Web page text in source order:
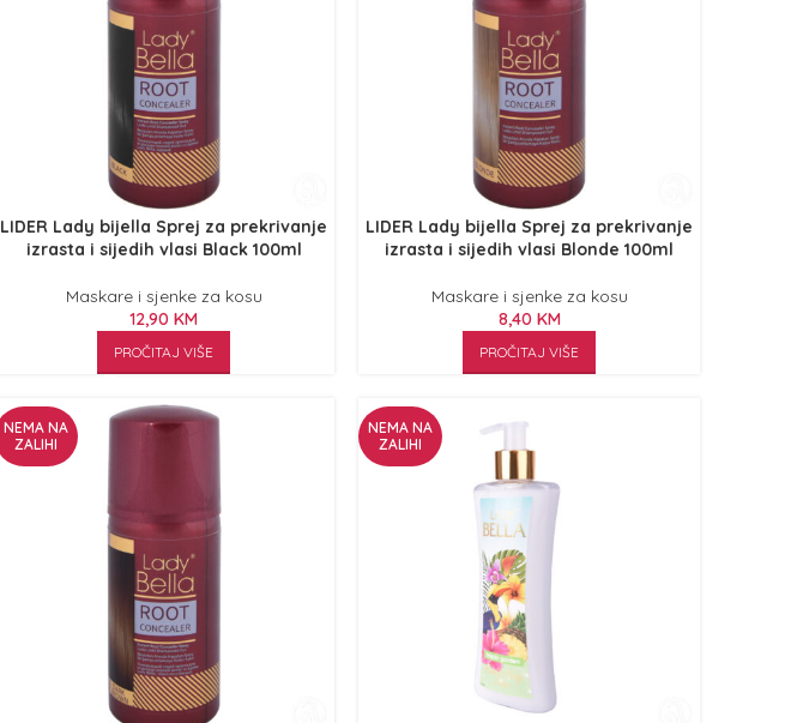
LIDER Lady bijella Sprej za prekrivanje
izrasta i sijedih vlasi Black 100ml
Maskare i sjenke za kosu
12,90KM
PROČITAJ VIŠE
LIDER Lady bijella Sprej za prekrivanje
izrasta i sijedih vlasi Blonde 100ml
Maskare i sjenke za kosu
8,40 KM
PROČITAJ VIŠE
NEMA NA
ZALIHI
NEMA NA
ZALIHI